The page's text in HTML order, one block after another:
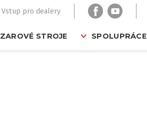
Vstup pro dealery
STROJE SPOLUPRÁCE